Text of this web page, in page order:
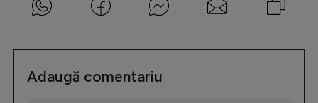
Adaugă comentariu